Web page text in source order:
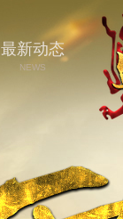
最新动态
NEWS